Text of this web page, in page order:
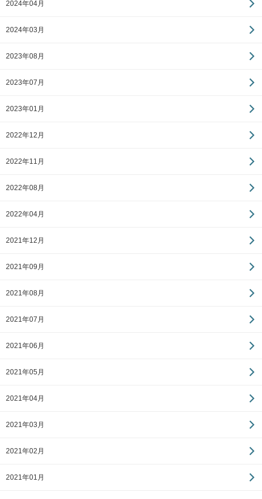
2024年04月
2024年03月
2023年08月
2023年07月
2023年01月
2022年12月
2022年11月
2022年08月
2022年04月
2021年12月
2021年09月
2021年08月
2021年07月
2021年06月
2021年05月
2021年04月
2021年03月
2021年02月
2021年01月